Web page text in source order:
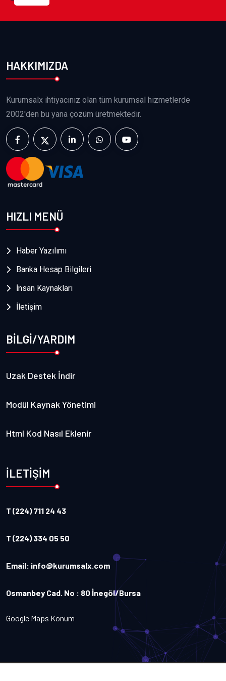
HAKKIMIZDA
Kurumsalx ihtiyacınız olan tüm kurumsal hizmetlerde
2002'den bu yana çözüm üretmektedir.
HIZLI MENÜ
Haber Yazılımı
Banka Hesap Bilgileri
İnsan Kaynakları
İletişim
BİLGİ/YARDIM
Uzak Destek İndir
Modül Kaynak Yönetimi
Html Kod Nasıl Eklenir
İLETİŞİM
T (224) 711 24 43
T (224) 334 05 50
Email: info@kurumsalx.com
Osmanbey Cad. No : 80 İnegöl/Bursa
Google Maps Konum